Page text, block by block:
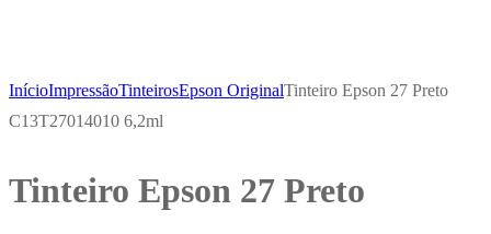
InícioImpressãoTinteirosEpson OriginalTinteiro Epson 27 Preto
C13T27014010 6,2ml
Tinteiro Epson 27 Preto